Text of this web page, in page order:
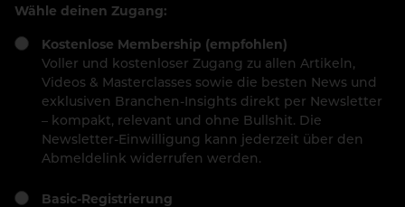
Wähle deinen Zugang:
Kostenlose Membership (empfohlen)
Voller und kostenloser Zugang zu allen Artikeln,
Videos & Masterclasses sowie die besten News und
exklusiven Branchen-Insights direkt per Newsletter
– kompakt, relevant und ohne Bullshit. Die
Newsletter-Einwilligung kann jederzeit über den
Abmeldelink widerrufen werden.
Basic-Registrierung